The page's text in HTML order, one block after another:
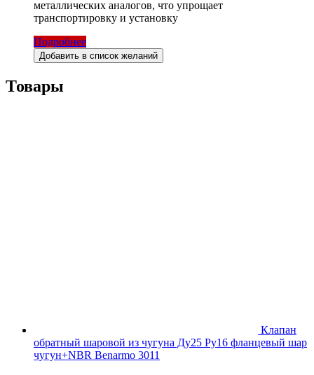
металлических аналогов, что упрощает
транспортировку и установку
Подробнее
Добавить в список желаний
Товары
Клапан
обратный шаровой из чугуна Ду25 Ру16 фланцевый шар
чугун+NBR Benarmo 3011